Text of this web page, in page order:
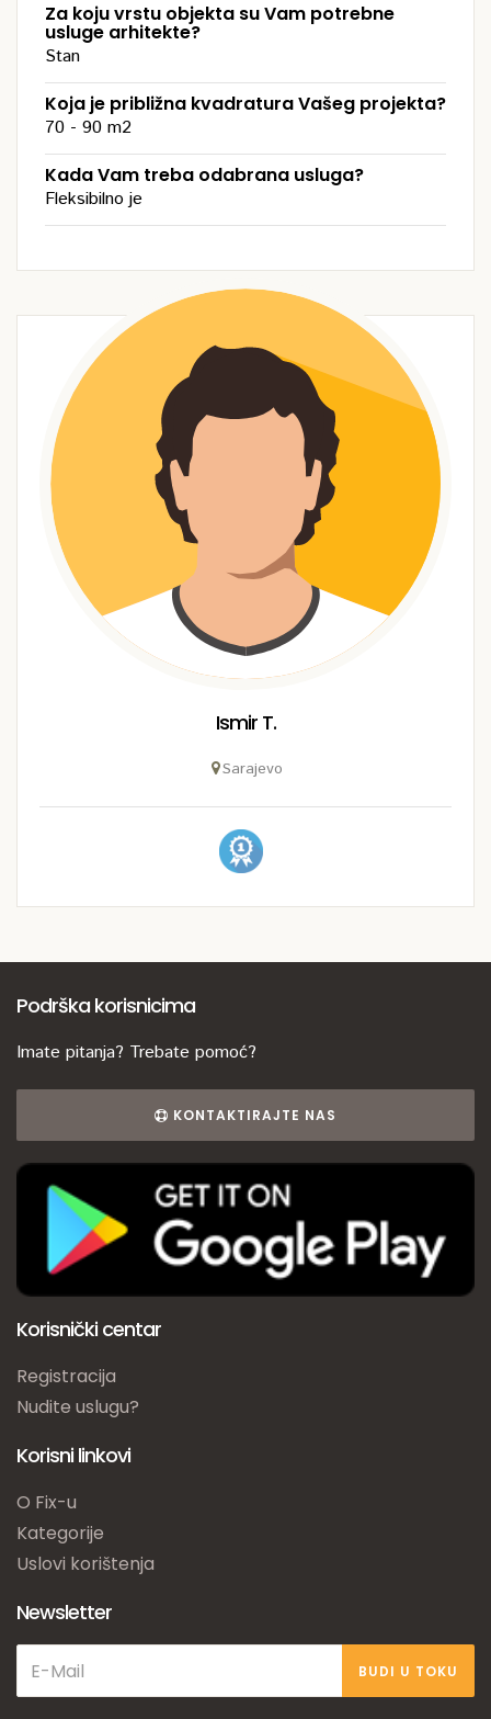
Za koju vrstu objekta su Vam potrebne
usluge arhitekte?
Stan
Koja je približna kvadratura Vašeg projekta?
70 - 90 m2
Kada Vam treba odabrana usluga?
Fleksibilno je
Ismir T.
Sarajevo
Podrška korisnicima
Imate pitanja? Trebate pomoć?
KONTAKTIRAJTE NAS
Korisnički centar
Registracija
Nudite uslugu?
Korisni linkovi
O Fix-u
Kategorije
Uslovi korištenja
Newsletter
BUDI U TOKU